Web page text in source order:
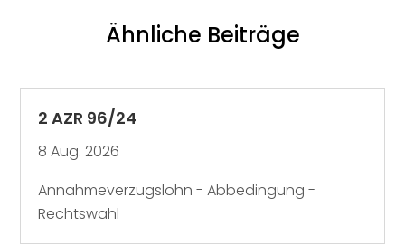
Ähnliche Beiträge
2 AZR 96/24
8 Aug. 2026
Annahmeverzugslohn - Abbedingung -
Rechtswahl